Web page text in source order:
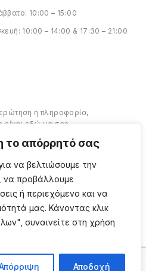
απόρρητό σας
να βελτιώσουμε την
να προβάλλουμε
ή περιεχόμενο και να
μας. Κάνοντας κλικ
συναινείτε στη χρήση
Αποδοχή
10:00 – 15:00
10:00 – 14:00 & 17:30 – 21:00
ερώτηση ή πληροφορία,
είναι εδώ να σας